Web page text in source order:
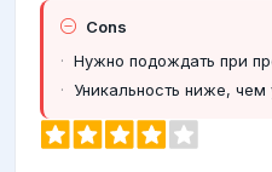
Cons
Нужно подождать при
Уникальность ниже, чем